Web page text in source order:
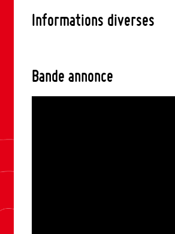
Informations diverses
Bande annonce